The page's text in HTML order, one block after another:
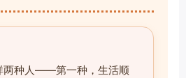
两种人——第一种，生活顺